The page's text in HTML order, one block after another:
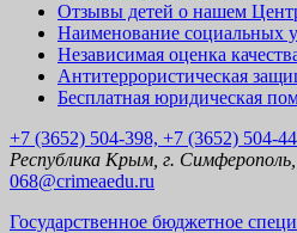
Отзывы детей о нашем
Наименование социальных
Независимая оценка
Антитеррористическая
Бесплатная юридическая
+7 (3652) 504-398, +7 (3652) 504-
Республика Крым, г.
068@crimeaedu.ru
Государственное бюджетное